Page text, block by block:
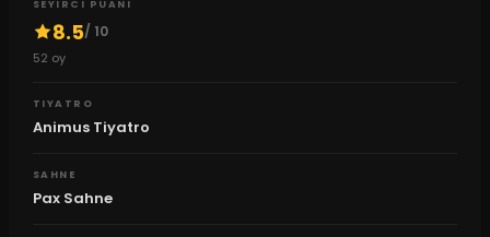
SEYIRCI PUANI
8.5/ 10
52 oy
TIYATRO
Animus Tiyatro
SAHNE
Pax Sahne